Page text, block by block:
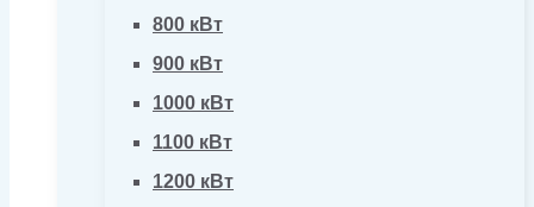
800 кВт
900 кВт
1000 кВт
1100 кВт
1200 кВт